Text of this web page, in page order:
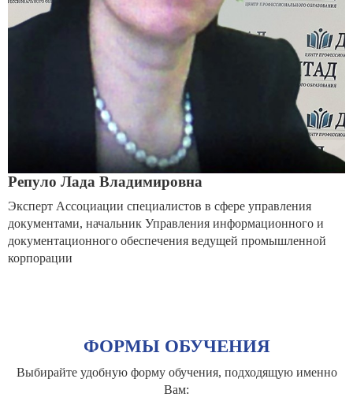
Репуло Лада Владимировна
Эксперт Ассоциации специалистов в сфере управления
документами, начальник Управления информационного и
документационного обеспечения ведущей промышленной
корпорации
ФОРМЫ ОБУЧЕНИЯ
Выбирайте удобную форму обучения, подходящую именно
Вам: